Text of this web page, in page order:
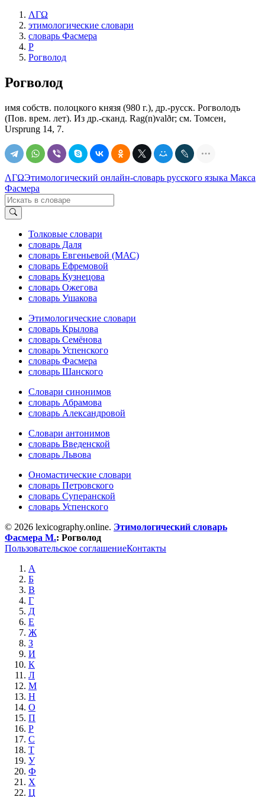
ΛΓΩ
этимологические словари
словарь Фасмера
Р
Рогволод
Рогволод
имя собств. полоцкого князя (980 г.), др.-русск. Рогволодъ
(Пов. врем. лет). Из др.-сканд. Rag(n)valðr; см. Томсен,
Ursprung 14, 7.
ΛΓΩЭтимологический онлайн-словарь русского языка Макса
Фасмера
Толковые словари
словарь Даля
словарь Евгеньевой (МАС)
словарь Ефремовой
словарь Кузнецова
словарь Ожегова
словарь Ушакова
Этимологические словари
словарь Крылова
словарь Семёнова
словарь Успенского
словарь Фасмера
словарь Шанского
Словари синонимов
словарь Абрамова
словарь Александровой
Словари антонимов
словарь Введенской
словарь Львова
Ономастические словари
словарь Петровского
словарь Суперанской
словарь Успенского
© 2026 lexicography.online. Этимологический словарь
Фасмера М.: Рогволод
Пользовательское соглашениеКонтакты
А
Б
В
Г
Д
Е
Ж
З
И
К
Л
М
Н
О
П
Р
С
Т
У
Ф
Х
Ц